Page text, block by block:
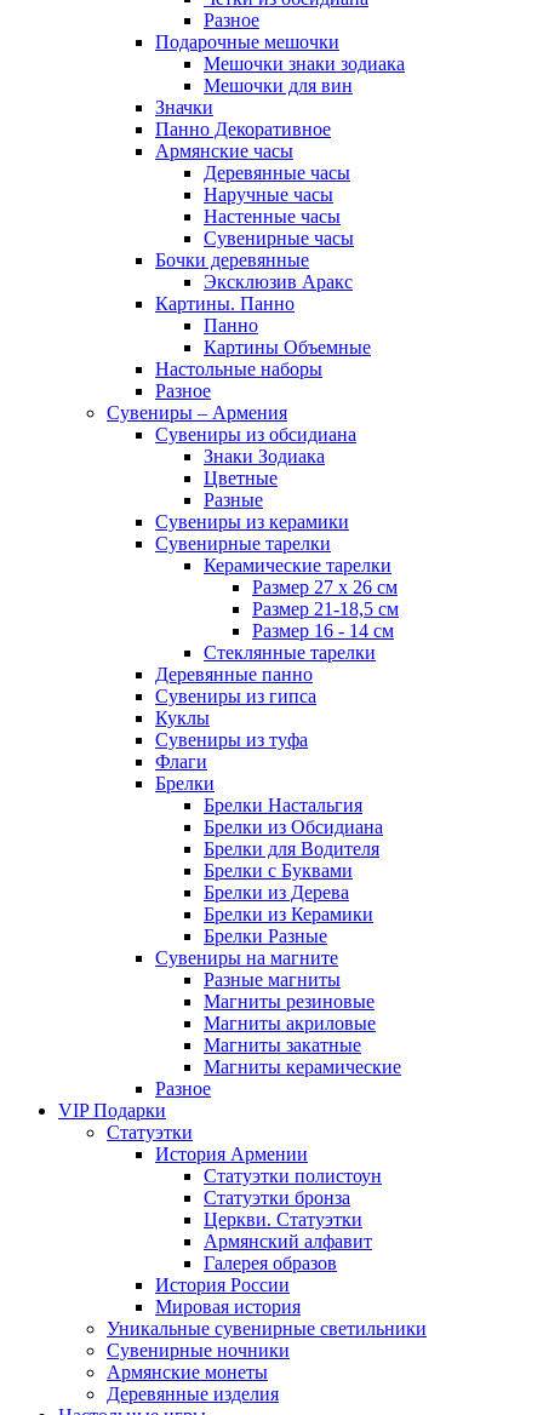
Разное
Подарочные мешочки
Мешочки знаки зодиака
Мешочки для вин
Значки
Панно Декоративное
Армянские часы
Деревянные часы
Наручные часы
Настенные часы
Сувенирные часы
Бочки деревянные
Эксклюзив Аракс
Картины. Панно
Панно
Картины Объемные
Настольные наборы
Разное
Сувениры – Армения
Сувениры из обсидиана
Знаки Зодиака
Цветные
Разные
Сувениры из керамики
Сувенирные тарелки
Керамические тарелки
Размер 27 х 26 см
Размер 21-18,5 см
Размер 16 - 14 см
Стеклянные тарелки
Деревянные панно
Сувениры из гипса
Куклы
Сувениры из туфа
Флаги
Брелки
Брелки Настальгия
Брелки из Обсидиана
Брелки для Водителя
Брелки с Буквами
Брелки из Дерева
Брелки из Керамики
Брелки Разные
Сувениры на магните
Разные магниты
Магниты резиновые
Магниты акриловые
Магниты закатные
Магниты керамические
Разное
VIP Подарки
Статуэтки
История Армении
Статуэтки полистоун
Статуэтки бронза
Церкви. Статуэтки
Армянский алфавит
Галерея образов
История России
Мировая история
Уникальные сувенирные светильники
Сувенирные ночники
Армянские монеты
Деревянные изделия